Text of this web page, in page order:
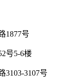
1877号
号5-6楼
3103-3107号